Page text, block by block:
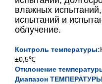
влажных
испытаний и
облучение.
Контроль температуры:
±0,5℃
Отклонение
Диапазон